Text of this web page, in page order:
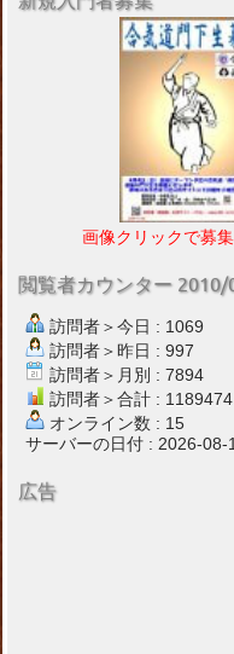
画像クリックで募
閲覧者カウンター 2010/
訪問者＞今日 : 1069
訪問者＞昨日 : 997
訪問者＞月別 : 7894
訪問者＞合計 : 1189474
オンライン数 : 15
サーバーの日付 : 2026-08-
広告